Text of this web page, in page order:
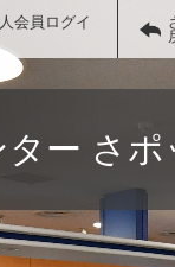
会員ログイ
ー さポ